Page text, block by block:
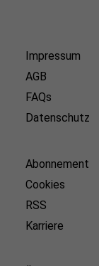
Impressum
AGB
FAQs
Datenschutz
Abonnement
Cookies
RSS
Karriere